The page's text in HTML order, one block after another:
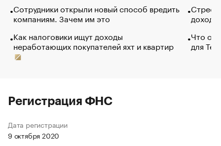
Сотрудники открыли новый способ вредить
компаниям. Зачем им это
Как налоговики ищут доходы
неработающих покупателей яхт и квартир
Что
для
Регистрация ФНС
Дата регистрации
9 октября 2020